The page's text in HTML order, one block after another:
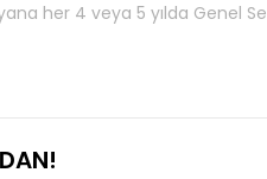
her 4 veya 5 yılda Genel